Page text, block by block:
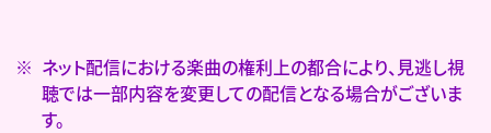
ネット配信における楽曲の権利上の都合により、見逃し視
聴では一部内容を変更しての配信となる場合がございま
す。